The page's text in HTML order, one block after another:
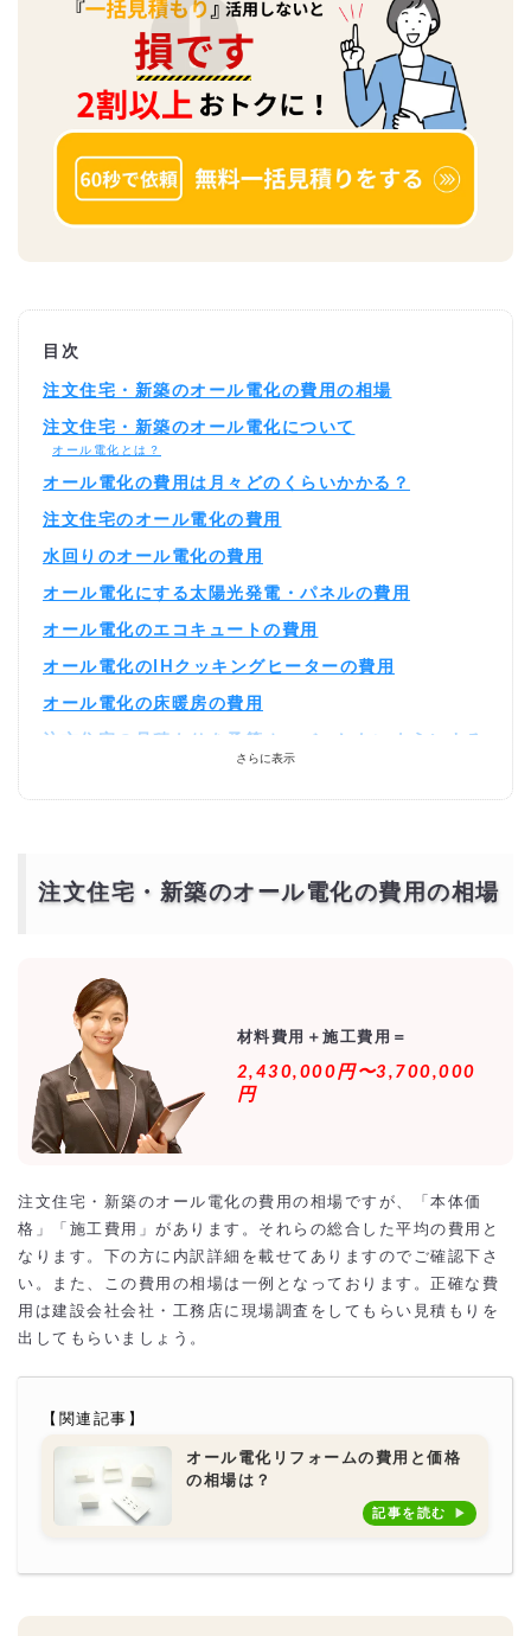
目次
注文住宅・新築のオール電化の費用の相場
注文住宅・新築のオール電化について
オール電化とは？
オール電化の費用は月々どのくらいかかる？
注文住宅のオール電化の費用
水回りのオール電化の費用
オール電化にする太陽光発電・パネルの費用
オール電化のエコキュートの費用
オール電化のIHクッキングヒーターの費用
オール電化の床暖房の費用
注文住宅の見積もりを予算オーバーしないようにする
さらに表示
注文住宅・新築のオール電化の費用の相場
材料費用＋施工費用＝
2,430,000円〜3,700,000
円
注文住宅・新築のオール電化の費用の相場ですが、「本体価
格」「施工費用」があります。それらの総合した平均の費用と
なります。下の方に内訳詳細を載せてありますのでご確認下さ
い。また、この費用の相場は一例となっております。正確な費
用は建設会社会社・工務店に現場調査をしてもらい見積もりを
出してもらいましょう。
【関連記事】
オール電化リフォームの費用と価格
の相場は？
記事を読む